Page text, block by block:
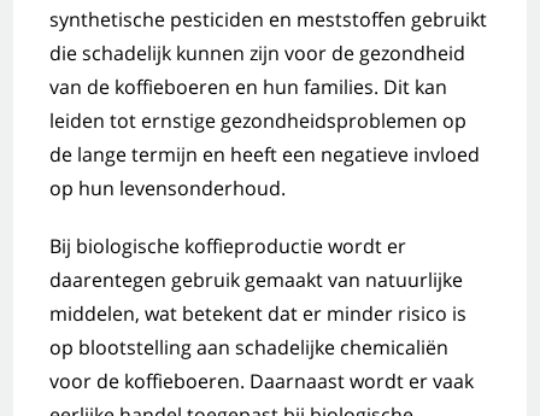
synthetische pesticiden en meststoffen gebruikt
die schadelijk kunnen zijn voor de gezondheid
van de koffieboeren en hun families. Dit kan
leiden tot ernstige gezondheidsproblemen op
de lange termijn en heeft een negatieve invloed
op hun levensonderhoud.
Bij biologische koffieproductie wordt er
daarentegen gebruik gemaakt van natuurlijke
middelen, wat betekent dat er minder risico is
op blootstelling aan schadelijke chemicaliën
voor de koffieboeren. Daarnaast wordt er vaak